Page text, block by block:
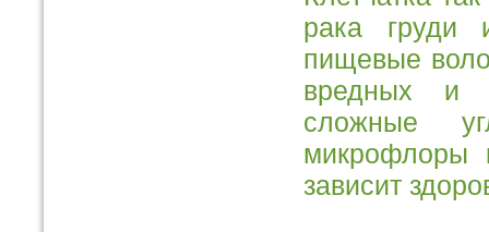
рака груди
пищевые
вредных и
сложные
микрофлоры
зависит